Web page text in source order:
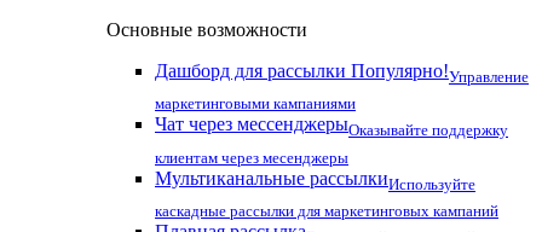
Основные возможности
Дашборд для рассылки Популярно!Управление
маркетинговыми кампаниями
Чат через мессенджерыОказывайте поддержку
клиентам через месенджеры
Мультиканальные рассылкиИспользуйте
каскадные рассылки для маркетинговых кампаний